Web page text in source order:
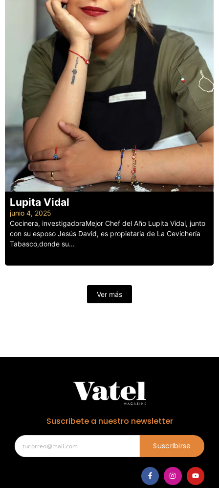
Lupita Vidal
junio 4, 2025
Cocinera, investigadoraMejor Chef del Año Lupita Vidal, junto
con su esposo Jesús David, es propietaria de La Cevichería
Tabasco,donde su...
Ver más
Suscribete a nuestro newsletter
Suscribirse